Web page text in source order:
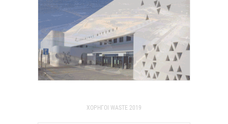
Υπογραφή Μνημονίου Συνεργασίας του
Πανεπιστημίου Δυτικής Μακεδονίας με το Hanoi
University
6 Αυγούστου 2026
ΥΠΕΘΟΟ: Υποβλήθηκε το αίτημα για την
ενεργειακή ανθεκτικότητα
ΧΟΡΗΓΟΙ WASTE 2019